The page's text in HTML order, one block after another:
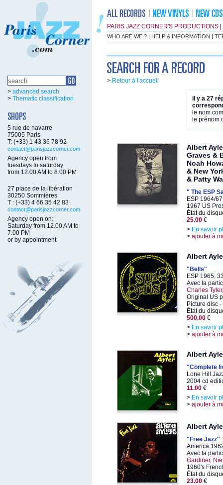
PARIS JAZZ CORNER'S PRODUCTIONS
WHO ARE WE ? | HELP & INFORMATION |
> advanced search
> Thematic classification
5 rue de navarre
75005 Paris
T: (+33) 1 43 36 78 92
contact@parisjazzcorner.com
Agency open from
tuesdays to saturday
from 12.00 AM to 8.00 PM
27 place de la libération
30250 Sommières
T : (+33) 4 66 35 42 83
contact@parisjazzcorner.com
Agency open on:
Saturday from 12.00 AM to
7.00 PM
or by appointment
> Retour à l'accueil
il y a 27
le nom
le prénom
Albert
Graves &
Noah
& New
& Patty
" The ESP
ESP 1964/
1967 US
État du
25.00 €
> En savoir
> ajouter à
Albert
"Bells"
ESP 1965,
Avec la
Charles
Original US
Picture disc
État du
500.00 €
> En savoir
> ajouter à
Albert
"Complete
Lone Hill
2004 cd
11.00 €
> En savoir
> ajouter à
Albert
"Free Jazz"
America
Avec la
Gardiner,
1960's
État du
23.00 €